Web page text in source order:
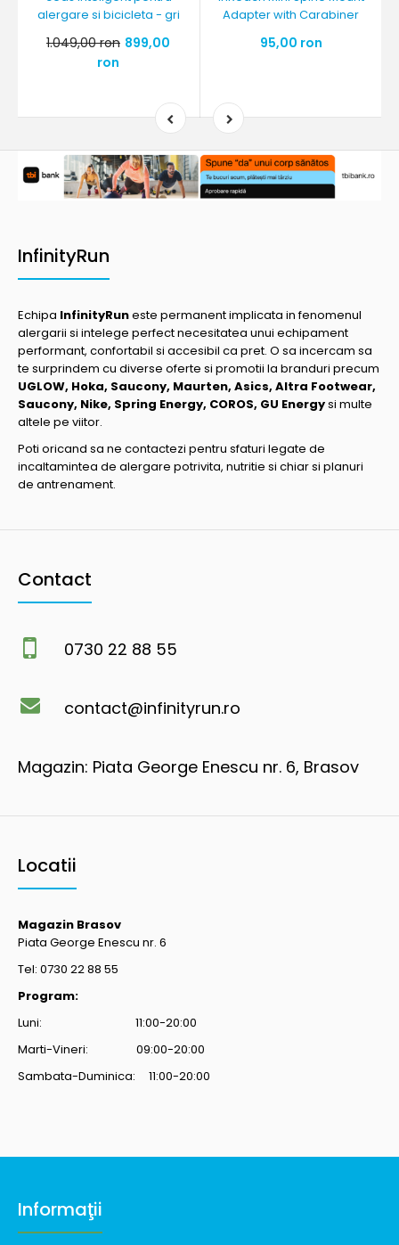
alergare si bicicleta - gri
1.049,00 ron 899,00
ron
Adapter with Carabiner
95,00 ron
InfinityRun
Echipa InfinityRuneste permanent implicata in fenomenul
alergarii si intelege perfect necesitatea unui echipament
performant, confortabil si accesibil ca pret. O sa incercam sa
te surprindem cu diverse oferte si promotii la branduri precum
UGLOW, Hoka, Saucony, Maurten, Asics, Altra Footwear,
Saucony, Nike, Spring Energy, COROS, GU Energysi multe
altele pe viitor.
Poti oricand sa ne contactezi pentru sfaturi legate de
incaltamintea de alergare potrivita, nutritie si chiar si planuri
de antrenament.
Contact
0730 22 88 55
contact@infinityrun.ro
Magazin: Piata George Enescu nr. 6, Brasov
Locatii
Magazin Brasov
Piata George Enescu nr. 6
Tel: 0730 22 88 55
Program:
Luni: 11:00-20:00
Marti-Vineri: 09:00-20:00
Sambata-Duminica: 11:00-20:00
Informaţii